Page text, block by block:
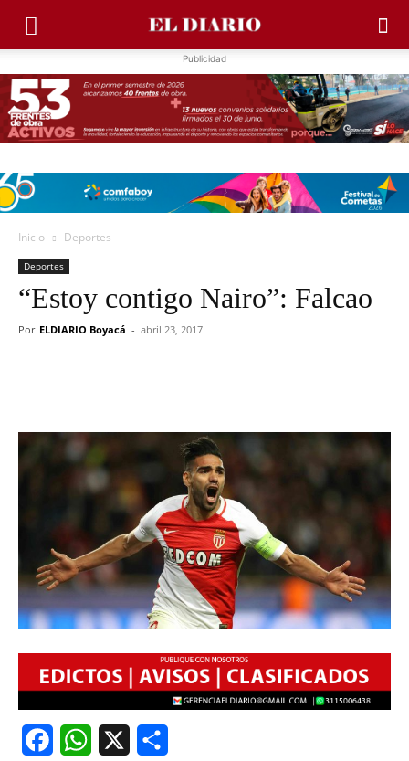
Publicidad
Inicio Deportes
Deportes
“Estoy contigo Nairo”: Falcao
Por ELDIARIO Boyacá - abril 23, 2017